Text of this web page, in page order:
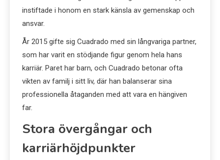
instiftade i honom en stark känsla av gemenskap och
ansvar.
År 2015 gifte sig Cuadrado med sin långvariga partner,
som har varit en stödjande figur genom hela hans
karriär. Paret har barn, och Cuadrado betonar ofta
vikten av familj i sitt liv, där han balanserar sina
professionella åtaganden med att vara en hängiven
far.
Stora övergångar och
karriärhöjdpunkter